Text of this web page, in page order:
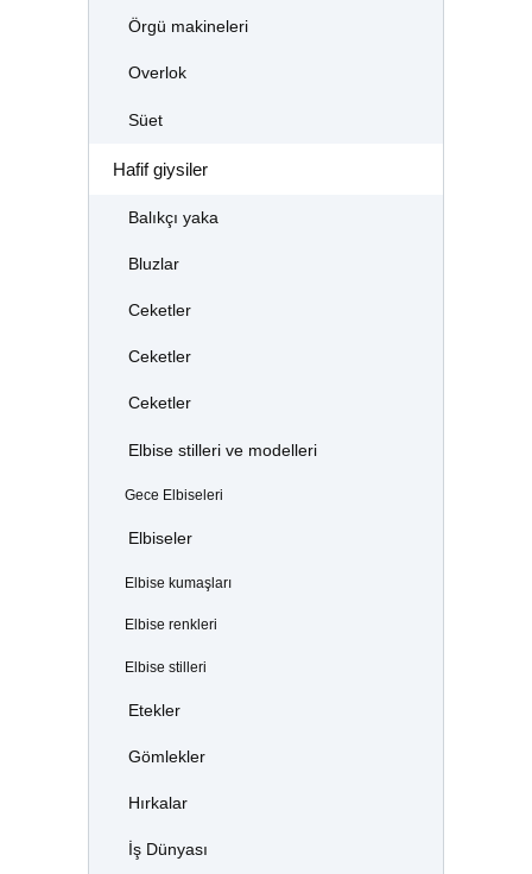
Örgü makineleri
Overlok
Süet
Hafif giysiler
Balıkçı yaka
Bluzlar
Ceketler
Ceketler
Ceketler
Elbise stilleri ve modelleri
Gece Elbiseleri
Elbiseler
Elbise kumaşları
Elbise renkleri
Elbise stilleri
Etekler
Gömlekler
Hırkalar
İş Dünyası